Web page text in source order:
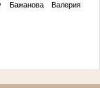
Бажанова Валерия